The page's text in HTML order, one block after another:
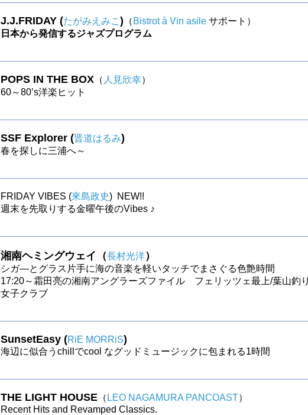
J.J.FRIDAY (たがみえみこ ) （ Bistrot à Vin asile サポート）
日本から発信するジャズプログラム
POPS IN THE BOX （ 人見欣幸）
60～80’s洋楽ヒット
SSF Explorer (晋道はるみ)
春を探しに三浦へ～
FRIDAY VIBES (來島政史) NEW!!
週末を先取りする金曜午後のVibes ♪
湘南ヘミングウェイ（長村光洋）
シガ―とグラス片手に海の音楽を軽いタッチでまさぐる色艶時間
17:20～霜田亮の湘南アングラーズファイル フェリッツェ最上/葉山釣
女子クラブ
SunsetEasy (RiE MORRiS)
海辺に似合うchillでcool なグッドミュージックに包まれる1時間
THE LIGHT HOUSE （ LEO NAGAMURA PANCOAST）
Recent Hits and Revamped Classics.